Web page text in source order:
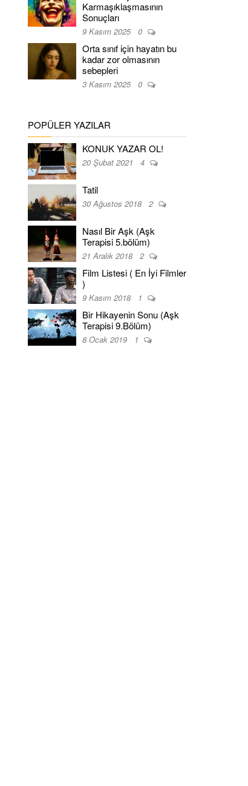
Karmaşıklaşmasının
Sonuçları
9 Kasım 2025 0
Orta sınıf için hayatın bu
kadar zor olmasının
sebepleri
3 Kasım 2025 0
POPÜLER YAZILAR
KONUK YAZAR OL!
20 Şubat 2021 4
Tatil
30 Ağustos 2018 2
Nasıl Bir Aşk (Aşk
Terapisi 5.bölüm)
21 Aralık 2018 2
Film Listesi ( En İyi Filmler
)
9 Kasım 2018 1
Bir Hikayenin Sonu (Aşk
Terapisi 9.Bölüm)
8 Ocak 2019 1